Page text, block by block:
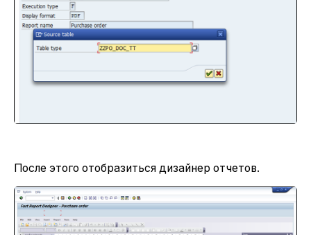
После этого отобразиться дизайнер отчетов.